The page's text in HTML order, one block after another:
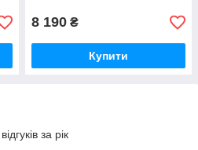
8 190 ₴
Купити
за рік